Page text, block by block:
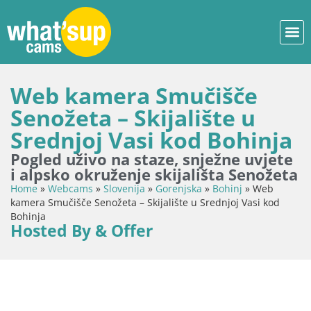
Web kamera Smučišče
Senožeta – Skijalište u
Srednjoj Vasi kod Bohinja
Pogled uživo na staze, snježne uvjete
i alpsko okruženje skijališta Senožeta
Home » Webcams » Slovenija » Gorenjska » Bohinj » Web
kamera Smučišče Senožeta – Skijalište u Srednjoj Vasi kod
Bohinja
Hosted By & Offer